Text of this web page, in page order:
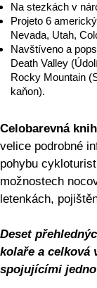
Na stezkách v
Projeto 6
Nevada, Utah,
Navštíveno a
Death Valley
Rocky Mountain
kaňon).
Celobarevná
velice podrobné
pohybu
možnostech
letenkách,
Deset
kolaře a celková
spojujícími